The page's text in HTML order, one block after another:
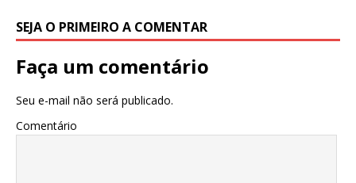
SEJA O PRIMEIRO A COMENTAR
Faça um comentário
Seu e-mail não será publicado.
Comentário